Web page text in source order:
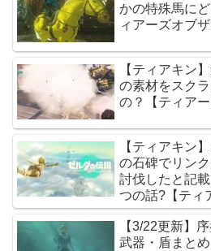
かの特殊馬に
ィアーズオブ
【ティアキン
の素材をスク
の？【ティア
【ティアキン
の石碑でリン
討伐したと記
つの話?【ティ
ム】
【3/22更新】
武器・盾まと